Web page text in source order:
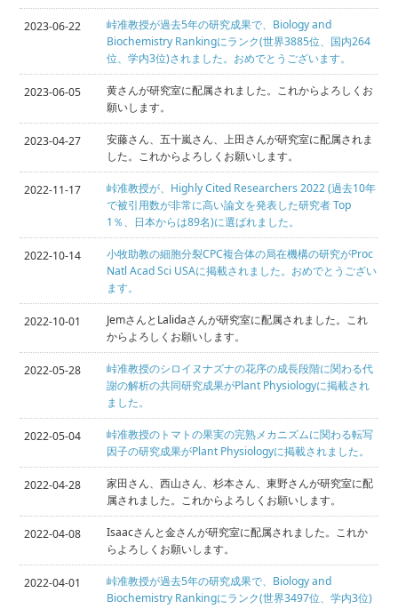
2023-06-22
峠准教授が過去5年の研究成果で、Biology and
Biochemistry Rankingにランク(世界3885位、国内264
位、学内3位)されました。おめでとうございます。
2023-06-05
黄さんが研究室に配属されました。これからよろしくお
願いします。
2023-04-27
安藤さん、五十嵐さん、上田さんが研究室に配属されま
した。これからよろしくお願いします。
2022-11-17
峠准教授が、Highly Cited Researchers 2022 (過去10年
で被引用数が非常に高い論文を発表した研究者 Top
1％、日本からは89名)に選ばれました。
2022-10-14
小牧助教の細胞分裂CPC複合体の局在機構の研究がProc
Natl Acad Sci USAに掲載されました。おめでとうござい
ます。
2022-10-01
JemさんとLalidaさんが研究室に配属されました。これ
からよろしくお願いします。
2022-05-28
峠准教授のシロイヌナズナの花序の成長段階に関わる代
謝の解析の共同研究成果がPlant Physiologyに掲載され
ました。
2022-05-04
峠准教授のトマトの果実の完熟メカニズムに関わる転写
因子の研究成果がPlant Physiologyに掲載されました。
2022-04-28
家田さん、西山さん、杉本さん、東野さんが研究室に配
属されました。これからよろしくお願いします。
2022-04-08
Isaacさんと金さんが研究室に配属されました。これか
らよろしくお願いします。
2022-04-01
峠准教授が過去5年の研究成果で、Biology and
Biochemistry Rankingにランク(世界3497位、学内3位)